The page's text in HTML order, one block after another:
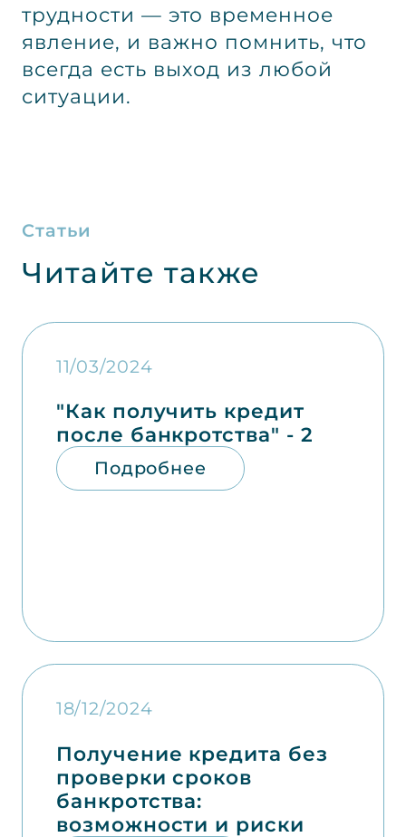
трудности — это временное
явление, и важно помнить, что
всегда есть выход из любой
ситуации.
Статьи
Читайте также
11/03/2024
"Как получить кредит
после банкротства" - 2
Подробнее
18/12/2024
Получение кредита без
проверки сроков
банкротства:
возможности и риски